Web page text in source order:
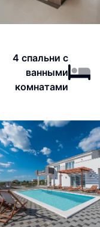
4 спальни с
ванными
комнатами